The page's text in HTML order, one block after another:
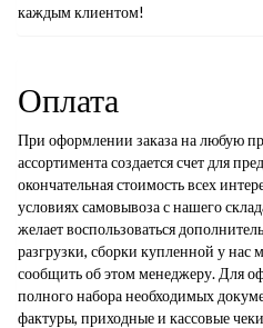
каждым клиентом!
Оплата
При оформлении заказа на любую
ассортимента создается счет для
окончательная стоимость всех
условиях самовывоза с нашего
желает воспользоваться
разгрузки, сборки купленной у нас
сообщить об этом менеджеру. Для
полного набора необходимых
фактуры, приходные и кассовые